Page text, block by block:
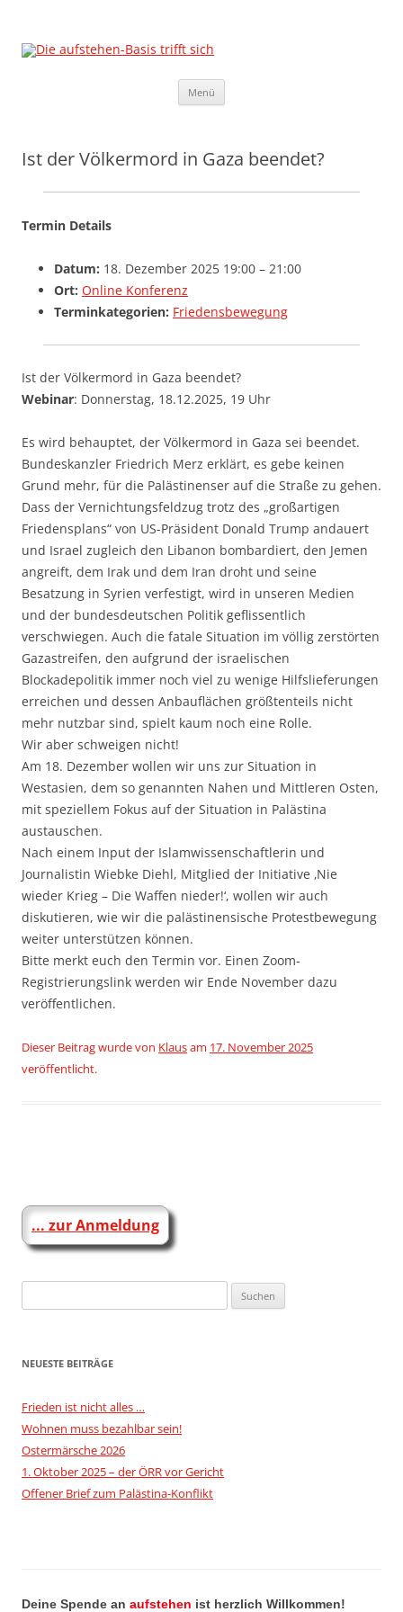
Menü
Ist der Völkermord in Gaza beendet?
Termin Details
Datum: 18. Dezember 2025 19:00 – 21:00
Ort: Online Konferenz
Terminkategorien: Friedensbewegung
Ist der Völkermord in Gaza beendet?
Webinar: Donnerstag, 18.12.2025, 19 Uhr
Es wird behauptet, der Völkermord in Gaza sei beendet.
Bundeskanzler Friedrich Merz erklärt, es gebe keinen
Grund mehr, für die Palästinenser auf die Straße zu gehen.
Dass der Vernichtungsfeldzug trotz des „großartigen
Friedensplans“ von US-Präsident Donald Trump andauert
und Israel zugleich den Libanon bombardiert, den Jemen
angreift, dem Irak und dem Iran droht und seine
Besatzung in Syrien verfestigt, wird in unseren Medien
und der bundesdeutschen Politik geflissentlich
verschwiegen. Auch die fatale Situation im völlig zerstörten
Gazastreifen, den aufgrund der israelischen
Blockadepolitik immer noch viel zu wenige Hilfslieferungen
erreichen und dessen Anbauflächen größtenteils nicht
mehr nutzbar sind, spielt kaum noch eine Rolle.
Wir aber schweigen nicht!
Am 18. Dezember wollen wir uns zur Situation in
Westasien, dem so genannten Nahen und Mittleren Osten,
mit speziellem Fokus auf der Situation in Palästina
austauschen.
Nach einem Input der Islamwissenschaftlerin und
Journalistin Wiebke Diehl, Mitglied der Initiative ‚Nie
wieder Krieg – Die Waffen nieder!‘, wollen wir auch
diskutieren, wie wir die palästinensische Protestbewegung
weiter unterstützen können.
Bitte merkt euch den Termin vor. Einen Zoom-
Registrierungslink werden wir Ende November dazu
veröffentlichen.
Dieser Beitrag wurdevon Klausam 17. November 2025
veröffentlicht.
... zur Anmeldung
nach:
NEUESTE BEITRÄGE
Frieden ist nicht alles …
Wohnen muss bezahlbar sein!
Ostermärsche 2026
1. Oktober 2025 – der ÖRR vor Gericht
Offener Brief zum Palästina-Konflikt
Deine Spende an aufstehen ist herzlich Willkommen!